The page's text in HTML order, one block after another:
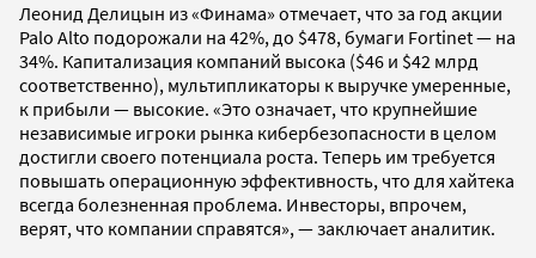
Леонид Делицын из «Финама» отмечает, что за год акции
Palo Alto подорожали на 42%, до $478, бумаги Fortinet — на
34%. Капитализация компаний высока ($46 и $42 млрд
соответственно), мультипликаторы к выручке умеренные,
к прибыли — высокие. «Это означает, что крупнейшие
независимые игроки рынка кибербезопасности в целом
достигли своего потенциала роста. Теперь им требуется
повышать операционную эффективность, что для хайтека
всегда болезненная проблема. Инвесторы, впрочем,
верят, что компании справятся», — заключает аналитик.